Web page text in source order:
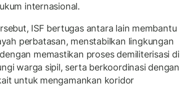
internasional.
ISF bertugas antara lain membantu
perbatasan, menstabilkan lingkungan
memastikan proses demiliterisasi di
warga sipil, serta berkoordinasi dengan
untuk mengamankan koridor